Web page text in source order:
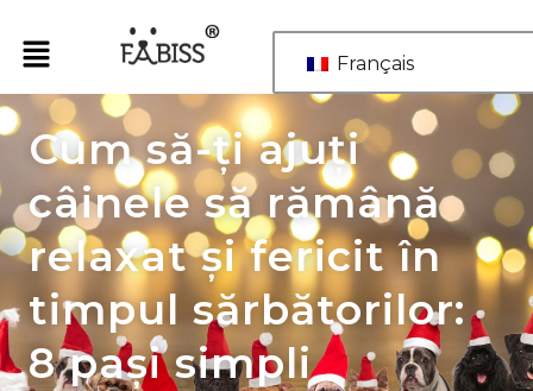
contenu
Français
Cum să-ți ajuți
câinele să rămână
relaxat și fericit în
timpul sărbătorilor:
8 pași simpli